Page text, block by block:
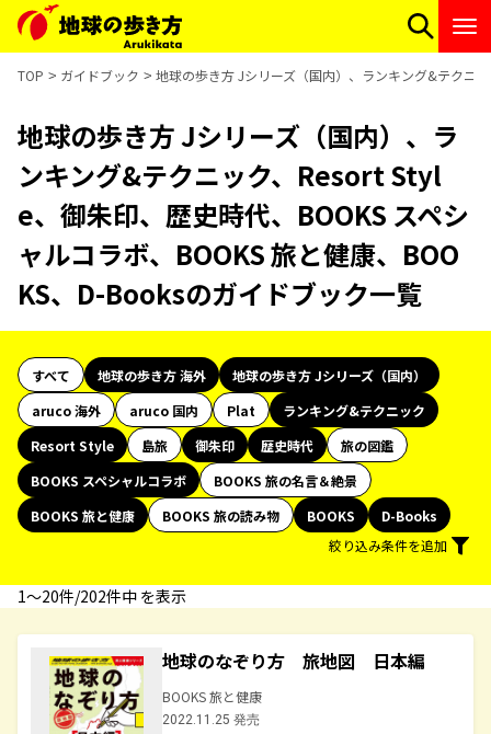
TOP ガイドブック 地球の歩き方 Jシリーズ（国内）、ランキング&テクニ
地球の歩き方 Jシリーズ（国内）、ラ
ンキング&テクニック、Resort Styl
e、御朱印、歴史時代、BOOKS スペシ
ャルコラボ、BOOKS 旅と健康、BOO
KS、D-Booksのガイドブック一覧
すべて 地球の歩き方 海外
地球の歩き方 Jシリーズ（国内）
aruco 海外
aruco 国内 Plat
ランキング&テクニック
Resort Style
島旅 御朱印 歴史時代
旅の図鑑
BOOKS スペシャルコラボ
BOOKS 旅の名言＆絶景
BOOKS 旅と健康
BOOKS 旅の読み物 BOOKS
D-Books
絞り込み条件を追加
1〜20件/202件中 を表示
地球のなぞり方 旅地図 日本編
BOOKS 旅と健康
2022.11.25 発売